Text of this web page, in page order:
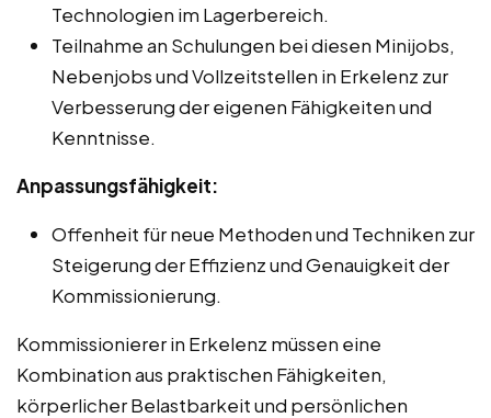
Technologien im Lagerbereich.
Teilnahme an Schulungen bei diesen Minijobs,
Nebenjobs und Vollzeitstellen in Erkelenz zur
Verbesserung der eigenen Fähigkeiten und
Kenntnisse.
Anpassungsfähigkeit:
Offenheit für neue Methoden und Techniken zur
Steigerung der Effizienz und Genauigkeit der
Kommissionierung.
Kommissionierer in Erkelenz müssen eine
Kombination aus praktischen Fähigkeiten,
körperlicher Belastbarkeit und persönlichen